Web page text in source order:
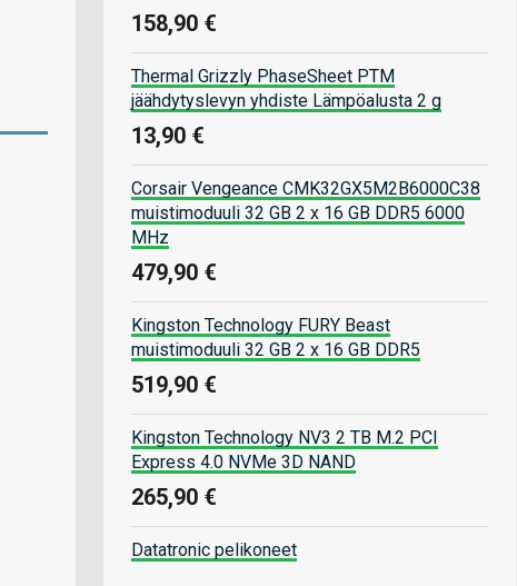
158,90 €
Thermal Grizzly PhaseSheet PTM
jäähdytyslevyn yhdiste Lämpöalusta 2 g
13,90 €
Corsair Vengeance CMK32GX5M2B6000C38
muistimoduuli 32 GB 2 x 16 GB DDR5 6000
MHz
479,90 €
Kingston Technology FURY Beast
muistimoduuli 32 GB 2 x 16 GB DDR5
519,90 €
Kingston Technology NV3 2 TB M.2 PCI
Express 4.0 NVMe 3D NAND
265,90 €
Datatronic pelikoneet